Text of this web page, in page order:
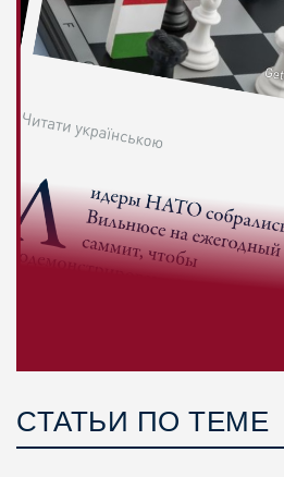
СТАТЬИ ПО ТЕМЕ